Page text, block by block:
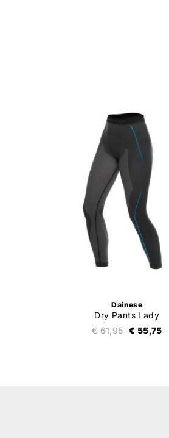
Dainese
Dry Pants Lady
€ 61,95 € 55,75